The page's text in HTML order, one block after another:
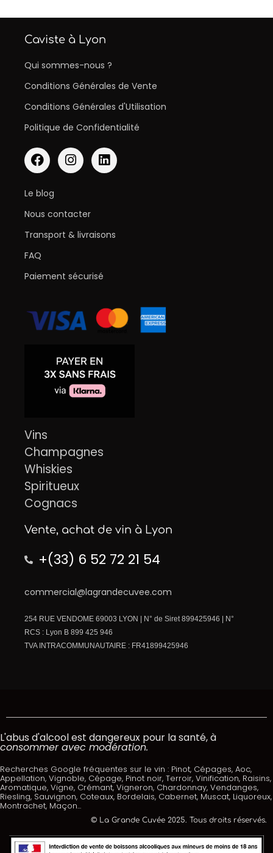
Caviste à Lyon
Qui sommes-nous ?
Conditions Générales de Vente
Conditions Générales d'Utilisation
Politique de Confidentialité
Le blog
Nous contacter
Transport & livraisons
FAQ
Paiement sécurisé
Vins
Champagnes
Whiskies
Spiritueux
Cognacs
Vente, achat de vin à Lyon
+(33) 6 52 72 21 54
commercial@lagrandecuvee.com
254 RUE VENDOME 69003 LYON | N° de Siret 899425946 | N°
RCS : Lyon B 899 425 946
TVA INTRACOMMUNAUTAIRE : FR41899425946
L'abus d'alcool est dangereux pour la santé, à
consommer avec modération.
Recherches Google fréquentes sur le vin : Pinot, Cépages, Aoc,
Appellation, Vignoble, Cépage, Pinot noir, Terroir, Vinification, Raisins,
Aromatique, Vigne, Crémant, Vigneron, Chardonnay, Vendanges,
Riesling, Sauvignon, Coteaux, Bordelais, Cabernet, Muscat, Liquoreux,
Montrachet, Maçon...
© La Grande Cuvée 2025. Tous droits réservés.